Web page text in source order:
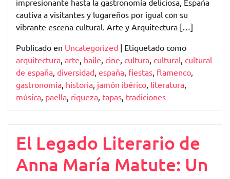
cautiva a visitantes y lugareños por igual con su
vibrante escena cultural. Arte y Arquitectura […]
Publicado en Uncategorized | Etiquetado como
arquitectura arte baile cine cultura cultural cultural
de españa diversidad españa fiestas flamenco
gastronomía historia jamón ibérico literatura
música paella riqueza tapas tradiciones
El Legado Literario de
Anna María Matute: Un